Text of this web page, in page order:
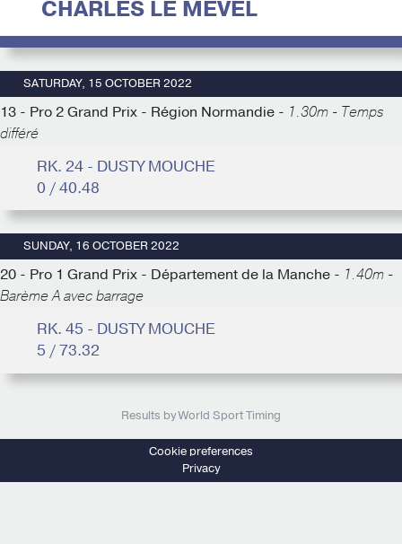
CHARLES LE MEVEL
SATURDAY, 15 OCTOBER 2022
13 - Pro 2 Grand Prix - Région Normandie - 1.30m - Temps
différé
RK. 24 - DUSTY MOUCHE
0 / 40.48
SUNDAY, 16 OCTOBER 2022
20 - Pro 1 Grand Prix - Département de la Manche - 1.40m -
Barème A avec barrage
RK. 45 - DUSTY MOUCHE
5 / 73.32
Results by World Sport Timing
Cookie preferences
Privacy